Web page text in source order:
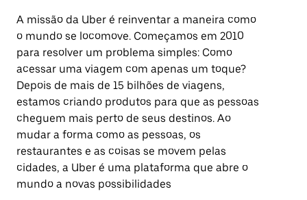
A missão da Uber é reinventar a maneira como
o mundo se locomove. Começamos em 2010
para resolver um problema simples: Como
acessar uma viagem com apenas um toque?
Depois de mais de 15 bilhões de viagens,
estamos criando produtos para que as pessoas
cheguem mais perto de seus destinos. Ao
mudar a forma como as pessoas, os
restaurantes e as coisas se movem pelas
cidades, a Uber é uma plataforma que abre o
mundo a novas possibilidades